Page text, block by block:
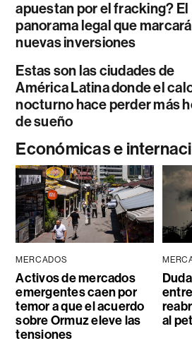
apuestan por el fracking? El
panorama legal que
nuevas inversiones
Estas son las ciudades de
América Latina donde el
nocturno hace perder más
de sueño
Económicas e
MERCADOS
Activos de mercados
emergentes caen por
temor a que el acuerdo
sobre Ormuz eleve las
tensiones
al